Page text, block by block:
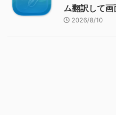
ム翻訳して
2026/8/10